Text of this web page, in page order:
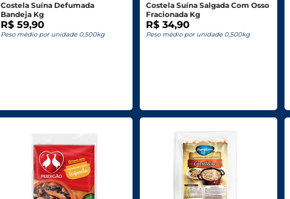
Costela Suína Defumada
Bandeja Kg
R$ 59,90
Peso médio por unidade 0,500kg
Costela Suína Salgada Com Osso
Fracionada Kg
R$ 34,90
Peso médio por unidade 0,500kg